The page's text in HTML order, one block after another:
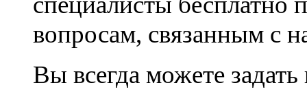
вопросам, связанным с
Вы всегда можете